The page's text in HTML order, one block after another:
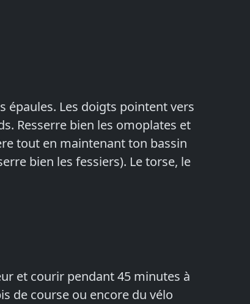
épaules. Les doigts pointent vers
Resserre bien les omoplates et
tout en maintenant ton bassin
bien les fessiers). Le torse, le
et courir pendant 45 minutes à
de course ou encore du vélo